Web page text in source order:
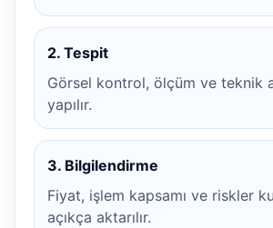
2. Tespit
Görsel kontrol, ölçüm ve teknik
yapılır.
3. Bilgilendirme
Fiyat, işlem kapsamı ve riskler
açıkça aktarılır.